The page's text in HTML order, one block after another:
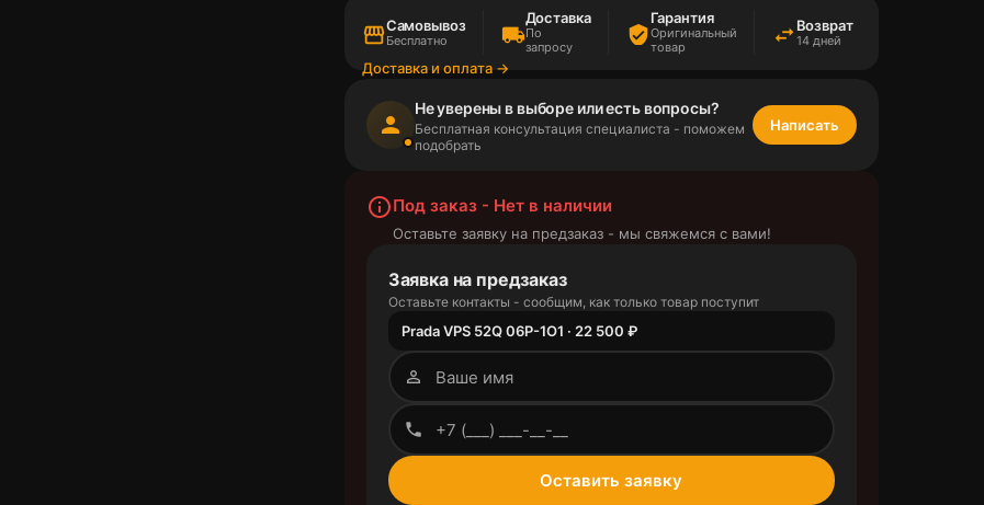
storefrontСамовывоз
Бесплатно local_shipping
Доставка
По
запросу
verified_user
Гарантия
Оригинальный
товар
swap_horiz Возврат
14 дней
Доставка и оплата →
person
Не уверены в выборе или есть вопросы?
Бесплатная консультация специалиста - поможем
подобрать
Написать
info_outlineПод заказ - Нет в наличии
Оставьте заявку на предзаказ - мы свяжемся с вами!
Заявка на предзаказ
Оставьте контакты - сообщим, как только товар поступит
Prada VPS 52Q 06P-1O1 · 22 500 ₽
person_outline
phone_outlined
Оставить заявку